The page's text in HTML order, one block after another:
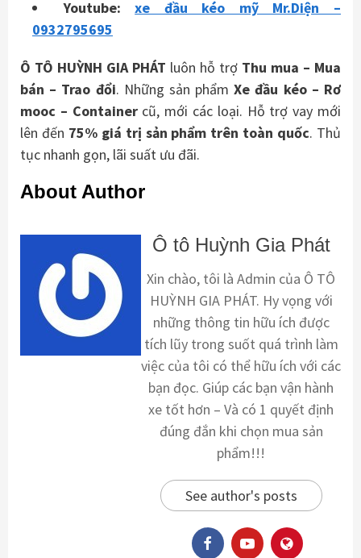
Youtube:
xe đầu kéo mỹ Mr.Diện –
0932795695
Ô TÔ HUỲNH GIA PHÁT luôn hỗ trợ Thu mua – Mua
bán – Trao đổi. Những sản phẩmXe đầu kéo – Rơ
mooc – Container cũ, mới các loại. Hỗ trợ vay mới
lên đến 75% giá trị sản phẩm trên toàn quốc. Thủ
tục nhanh gọn, lãi suất ưu đãi.
About Author
Ô tô Huỳnh Gia Phát
Xin chào, tôi là Admin của Ô TÔ
HUỲNH GIA PHÁT. Hy vọng với
những thông tin hữu ích được
tích lũy trong suốt quá trình làm
việc của tôi có thể hữu ích với các
bạn đọc. Giúp các bạn vận hành
xe tốt hơn – Và có 1 quyết định
đúng đắn khi chọn mua sản
phẩm!!!
See author's posts